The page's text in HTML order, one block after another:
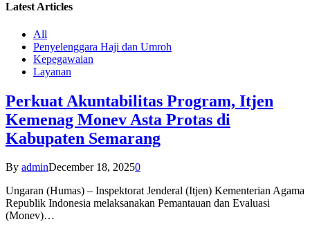
Latest Articles
All
Penyelenggara Haji dan Umroh
Kepegawaian
Layanan
Perkuat Akuntabilitas Program, Itjen
Kemenag Monev Asta Protas di
Kabupaten Semarang
By adminDecember 18, 20250
Ungaran (Humas) – Inspektorat Jenderal (Itjen) Kementerian Agama
Republik Indonesia melaksanakan Pemantauan dan Evaluasi
(Monev)…